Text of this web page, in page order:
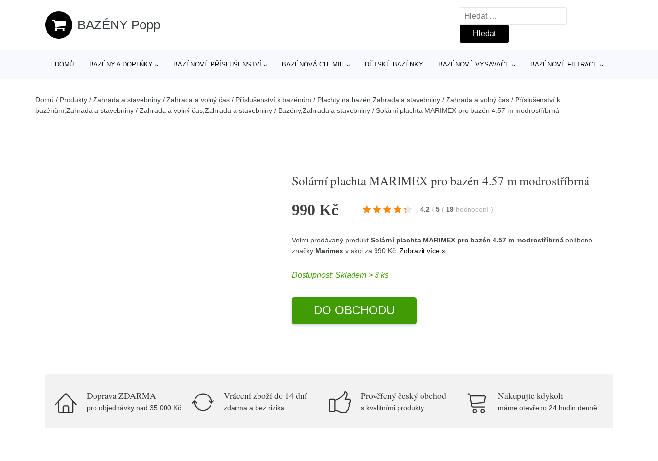
BAZÉNY Popp
Vyhledávání
DOMŮ BAZÉNY A DOPLŇKY BAZÉNOVÉ PŘÍSLUŠENSTVÍ BAZÉNOVÁ CHEMIE DĚTSKÉ BAZÉNKY BAZÉNOVÉ VYSAVAČE BAZÉNOVÉ FILTRACE
Domů / Produkty / Zahrada a stavebniny / Zahrada a volný čas / Příslušenství k bazénům / Plachty na bazén,Zahrada a stavebniny / Zahrada a volný čas / Příslušenství k
bazénům,Zahrada a stavebniny / Zahrada a volný čas,Zahrada a stavebniny / Bazény,Zahrada a stavebniny / Solární plachta MARIMEX pro bazén 4.57 m modrostříbrná
Solární plachta MARIMEX pro bazén 4.57 m modrostříbrná
990 Kč 4.2 / 5 ( 19 hodnocení)
Velmi prodávaný produktSolární plachta MARIMEX pro bazén 4.57 m modrostříbrná oblíbené
značky Marimex v akci za 990 Kč.Zobrazit více »
Dostupnost:Skladem > 3 ks
DO OBCHODU
Doprava ZDARMA
pro objednávky nad 35.000 Kč
Vrácení zboží do 14 dní
zdarma a bez rizika
Prověřený český obchod
s kvalitními produkty
Nakupujte kdykoli
máme otevřeno 24 hodin denně